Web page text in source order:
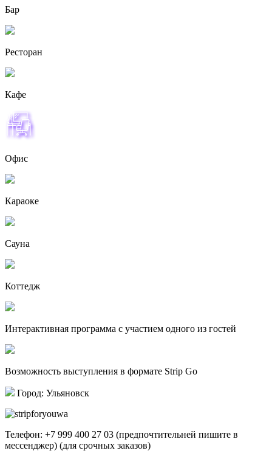
Бар
Ресторан
Кафе
Офис
Караоке
Сауна
Коттедж
Интерактивная программа с участием одного из гостей
Возможность выступления в формате Strip Go
Город: Ульяновск
Телефон: +7 999 400 27 03 (предпочтительней пишите в
мессенджер) (для срочных заказов)